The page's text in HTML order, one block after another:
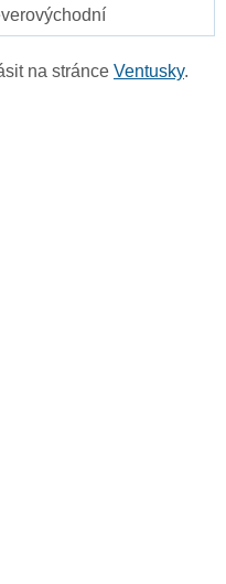
na stránce Ventusky.